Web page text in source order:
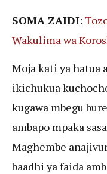
SOMA ZAIDI:
Wakulima wa
Moja kati ya hatua
ikichukua
kugawa mbegu
ambapo mpaka
Maghembe
baadhi ya faida